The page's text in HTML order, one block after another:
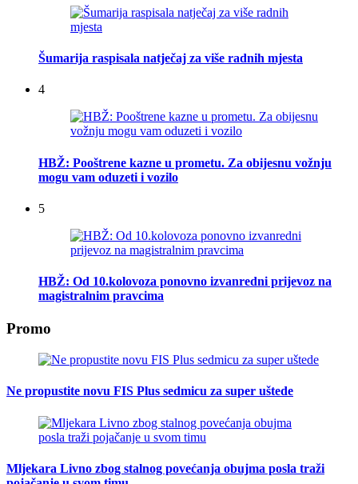
Šumarija raspisala natječaj za više radnih mjesta
4
HBŽ: Pooštrene kazne u prometu. Za obijesnu vožnju
mogu vam oduzeti i vozilo
5
HBŽ: Od 10.kolovoza ponovno izvanredni prijevoz na
magistralnim pravcima
Promo
Ne propustite novu FIS Plus sedmicu za super uštede
Mljekara Livno zbog stalnog povećanja obujma posla traži